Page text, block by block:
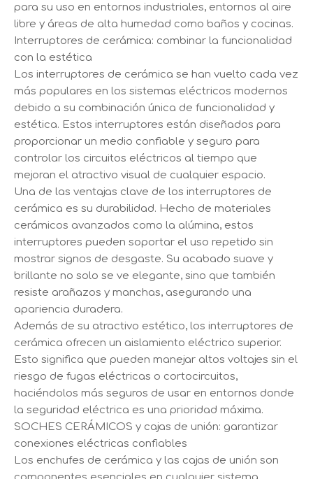
para su uso en entornos industriales, entornos al aire
libre y áreas de alta humedad como baños y cocinas.
Interruptores de cerámica: combinar la funcionalidad
con la estética
Los interruptores de cerámica se han vuelto cada vez
más populares en los sistemas eléctricos modernos
debido a su combinación única de funcionalidad y
estética. Estos interruptores están diseñados para
proporcionar un medio confiable y seguro para
controlar los circuitos eléctricos al tiempo que
mejoran el atractivo visual de cualquier espacio.
Una de las ventajas clave de los interruptores de
cerámica es su durabilidad. Hecho de materiales
cerámicos avanzados como la alúmina, estos
interruptores pueden soportar el uso repetido sin
mostrar signos de desgaste. Su acabado suave y
brillante no solo se ve elegante, sino que también
resiste arañazos y manchas, asegurando una
apariencia duradera.
Además de su atractivo estético, los interruptores de
cerámica ofrecen un aislamiento eléctrico superior.
Esto significa que pueden manejar altos voltajes sin el
riesgo de fugas eléctricas o cortocircuitos,
haciéndolos más seguros de usar en entornos donde
la seguridad eléctrica es una prioridad máxima.
SOCHES CERÁMICOS y cajas de unión: garantizar
conexiones eléctricas confiables
Los enchufes de cerámica y las cajas de unión son